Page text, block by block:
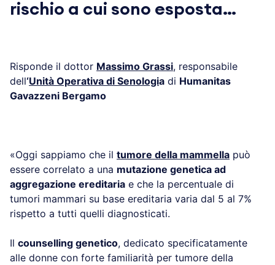
rischio a cui sono esposta…
Risponde il dottor Massimo Grassi, responsabile
dell‘Unità Operativa di Senologia di Humanitas
Gavazzeni Bergamo
«Oggi sappiamo che il tumore della mammella può
essere correlato a una mutazione genetica ad
aggregazione ereditaria e che la percentuale di
tumori mammari su base ereditaria varia dal 5 al 7%
rispetto a tutti quelli diagnosticati.
Il counselling genetico, dedicato specificatamente
alle donne con forte familiarità per tumore della